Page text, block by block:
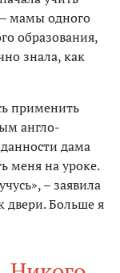
мамы одного
образования,
знала, как
применить
англо-
дама
меня на уроке.
– заявила
двери. Больше я